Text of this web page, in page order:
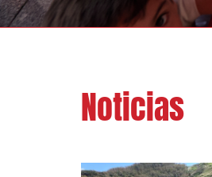
Noticias